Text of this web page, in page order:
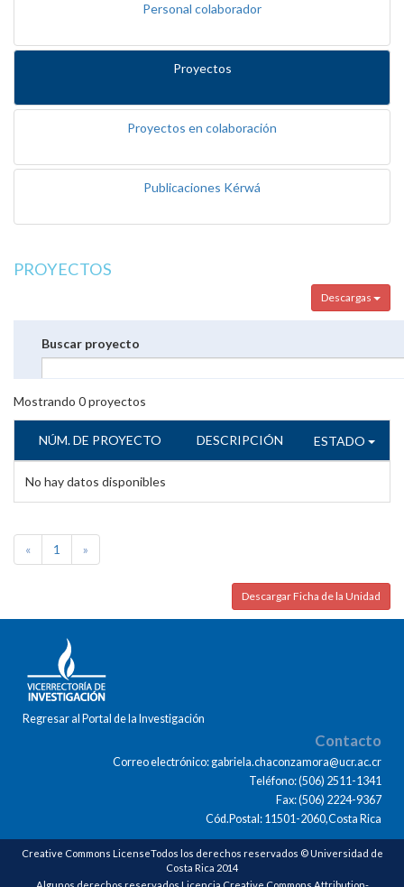
Personal colaborador
Proyectos
Proyectos en colaboración
Publicaciones Kérwá
PROYECTOS
Descargas
Buscar proyecto
Mostrando 0proyectos
NÚM. DE PROYECTO DESCRIPCIÓN ESTADO
No hay datos disponibles
« 1 »
Descargar Ficha de la Unidad
Regresar al Portal de la Investigación
Contacto
Correo electrónico: gabriela.chaconzamora@ucr.ac.cr
Teléfono: (506) 2511-1341
Fax: (506) 2224-9367
Cód.Postal: 11501-2060,Costa Rica
Creative Commons LicenseTodos los derechos reservados © Universidad de
Costa Rica 2014